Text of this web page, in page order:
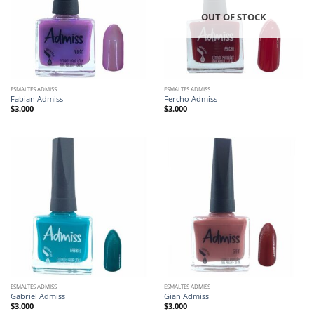
ESMALTES ADMISS
Fabian Admiss
$3.000
OUT OF STOCK
ESMALTES ADMISS
Fercho Admiss
$3.000
ESMALTES ADMISS
Gabriel Admiss
$3.000
ESMALTES ADMISS
Gian Admiss
$3.000